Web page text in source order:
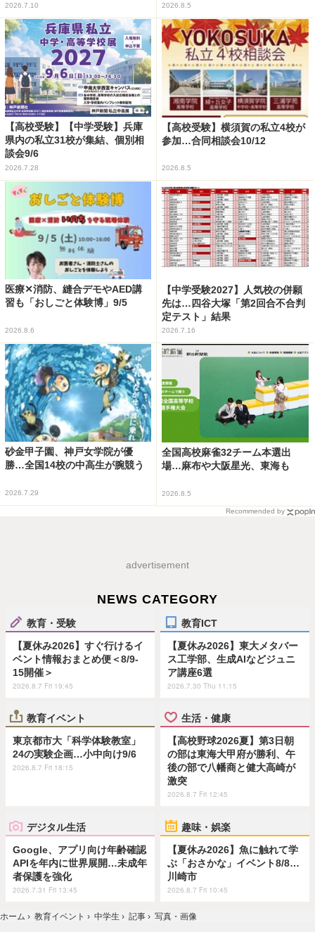
2026.7.10 2026.8.5
【高校受験】【中学受験】兵庫
県内の私立31校が集結、個別相
談会9/6
2026.7.28
【高校受験】横須賀の私立4校が
参加…合同相談会10/12
2026.8.5
医療✕消防、縫合デモやAED講
習も「おしごと体験博」9/5
2026.8.6
【中学受験2027】人気校の併願
先は…四谷大塚「第2回合不合判
定テスト」結果
2026.7.16
砂金甲子園、神戸女学院が優
勝…全国14校の中高生が腕競う
2026.7.29
全国高校麻雀32チーム本選出
場…麻布や大阪星光、東海も
2026.8.5
Recommended by
advertisement
NEWS CATEGORY
教育・受験
【夏休み2026】すぐ行けるイ
ベント情報おまとめ便＜8/9-
15開催＞
2026.8.7 Fri 19:45
教育ICT
【夏休み2026】東大メタバー
ス工学部、生成AIなどジュニ
ア講座6選
2026.7.30 Thu 11:15
教育イベント
東京都市大「科学体験教室」
24の実験企画…小中向け9/6
2026.8.7 Fri 18:15
生活・健康
【高校野球2026夏】第3日朝
の部は東海大甲府が勝利、午
後の部で八幡商と健大高崎が
激突
2026.8.7 Fri 12:45
デジタル生活
Google、アプリ向け年齢確認
APIを年内に世界展開…未成年
者保護を強化
2026.7.31 Fri 13:45
趣味・娯楽
【夏休み2026】魚に触れて学
ぶ「おさかな」イベント8/8…
川崎市
2026.8.7 Fri 10:45
ホーム › 教育イベント › 中学生 › 記事 › 写真・画像